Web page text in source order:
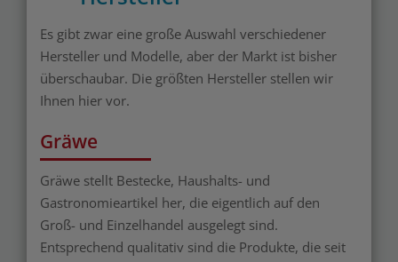
Es gibt zwar eine große Auswahl verschiedener
Hersteller und Modelle, aber der Markt ist bisher
überschaubar. Die größten Hersteller stellen wir
Ihnen hier vor.
Gräwe
Gräwe stellt Bestecke, Haushalts- und
Gastronomieartikel her, die eigentlich auf den
Groß- und Einzelhandel ausgelegt sind.
Entsprechend qualitativ sind die Produkte, die seit